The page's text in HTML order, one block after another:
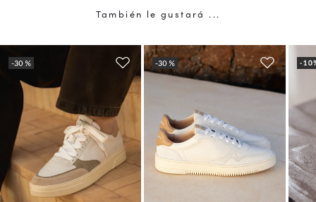
También le gustará ...